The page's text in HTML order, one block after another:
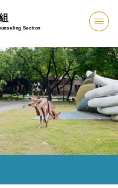
Section